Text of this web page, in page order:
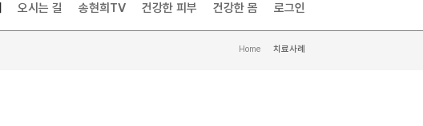
오시는 길 송현희TV 건강한 피부 건강한 몸 로그인
Home 치료사례